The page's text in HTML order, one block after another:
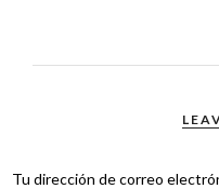
Tu dirección de correo